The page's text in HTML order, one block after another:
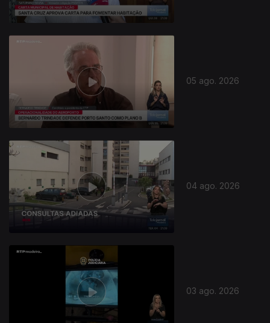
05 ago. 2026
04 ago. 2026
03 ago. 2026